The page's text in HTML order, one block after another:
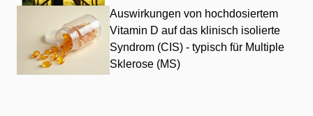
Auswirkungen von hochdosiertem
Vitamin D auf das klinisch isolierte
Syndrom (CIS) - typisch für Multiple
Sklerose (MS)